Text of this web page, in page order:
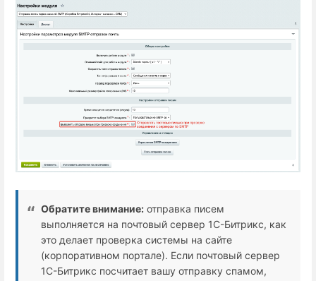
Обратите внимание: отправка писем
выполняется на почтовый сервер 1С-Битрикс, как
это делает проверка системы на сайте
(корпоративном портале). Если почтовый сервер
1С-Битрикс посчитает вашу отправку спамом,